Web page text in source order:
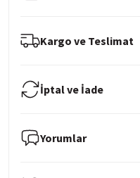
Kargo ve Teslimat
İptal ve İade
Yorumlar